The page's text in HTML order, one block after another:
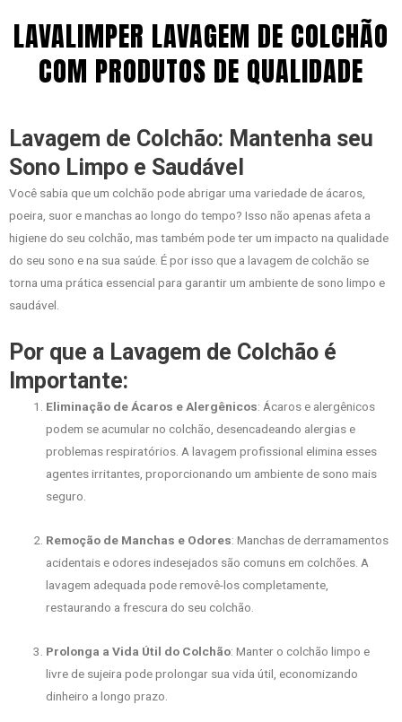
LAVALIMPER LAVAGEM DE COLCHÃO
COM PRODUTOS DE QUALIDADE
Lavagem de Colchão: Mantenha seu
Sono Limpo e Saudável
Você sabia que um colchão pode abrigar uma variedade de ácaros,
poeira, suor e manchas ao longo do tempo? Isso não apenas afeta a
higiene do seu colchão, mas também pode ter um impacto na qualidade
do seu sono e na sua saúde. É por isso que a lavagem de colchão se
torna uma prática essencial para garantir um ambiente de sono limpo e
saudável.
Por que a Lavagem de Colchão é
Importante:
Eliminação de Ácaros e Alergênicos: Ácaros e alergênicos
podem se acumular no colchão, desencadeando alergias e
problemas respiratórios. A lavagem profissional elimina esses
agentes irritantes, proporcionando um ambiente de sono mais
seguro.
Remoção de Manchas e Odores: Manchas de derramamentos
acidentais e odores indesejados são comuns em colchões. A
lavagem adequada pode removê-los completamente,
restaurando a frescura do seu colchão.
Prolonga a Vida Útil do Colchão: Manter o colchão limpo e
livre de sujeira pode prolongar sua vida útil, economizando
dinheiro a longo prazo.